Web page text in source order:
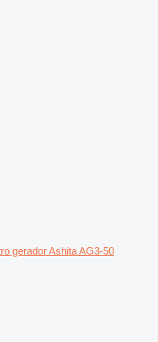
gerador Ashita AG3-50